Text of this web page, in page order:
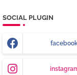
SOCIAL PLUGIN